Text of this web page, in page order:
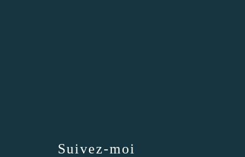
Suivez-moi